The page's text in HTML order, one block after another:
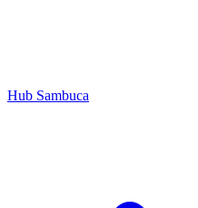
Hub Sambuca